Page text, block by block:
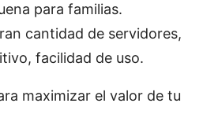
para familias.
cantidad de servidores,
facilidad de uso.
maximizar el valor de tu